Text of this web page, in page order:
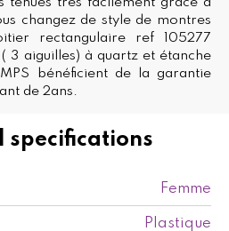
specifications
Femme
Plastique
changez de style de montres
rectangulaire ref 105277
3 aiguilles) à quartz et étanche
bénéficient de la garantie
de 2ans.